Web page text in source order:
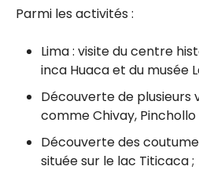
Parmi les activités :
Lima : visite du centre
inca Huaca et du musée
Découverte de plusieurs
comme Chivay,
Découverte des
située sur le lac Titicaca ;